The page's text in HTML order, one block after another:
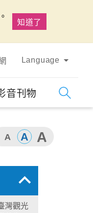
知道了
Language
音刊物
灣觀光